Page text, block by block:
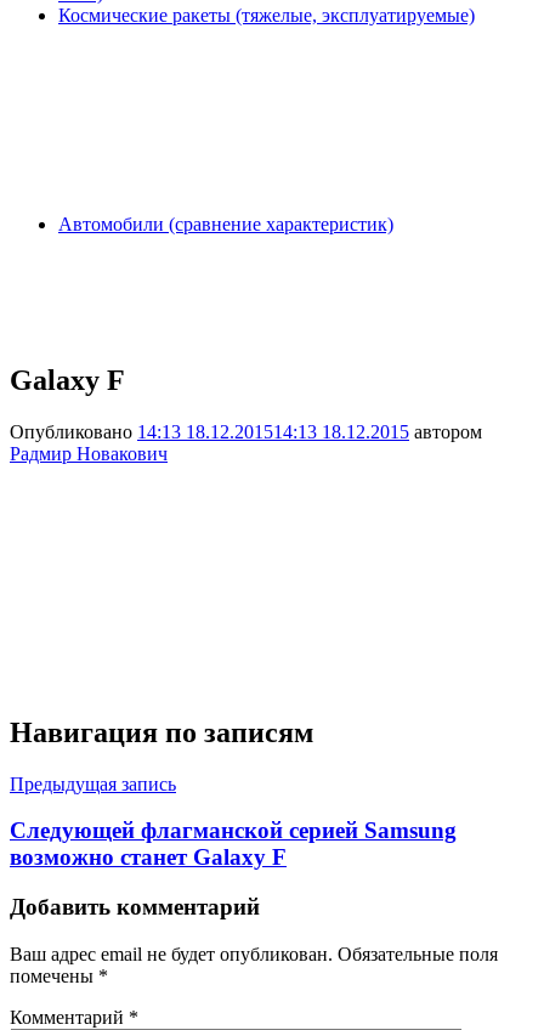
Космические ракеты (тяжелые, эксплуатируемые)
Автомобили (сравнение характеристик)
Galaxy F
Опубликовано 14:13 18.12.201514:13 18.12.2015 автором
Радмир Новакович
Навигация по записям
Предыдущая запись
Следующей флагманской серией Samsung
возможно станет Galaxy F
Добавить комментарий
Ваш адрес email не будет опубликован. Обязательные поля
помечены *
Комментарий *